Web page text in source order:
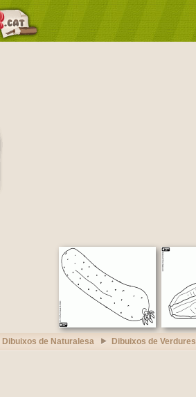
Dibuixos de Naturalesa Dibuixos de Verdures